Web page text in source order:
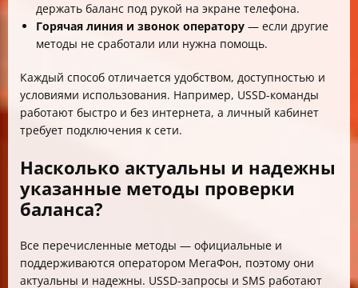
держать баланс под рукой на экране телефона.
Горячая линия и звонок оператору — если другие
методы не сработали или нужна помощь.
Каждый способ отличается удобством, доступностью и
условиями использования. Например, USSD-команды
работают быстро и без интернета, а личный кабинет
требует подключения к сети.
Насколько актуальны и надежны
указанные методы проверки
баланса?
Все перечисленные методы — официальные и
поддерживаются оператором МегаФон, поэтому они
актуальны и надежны. USSD-запросы и SMS работают